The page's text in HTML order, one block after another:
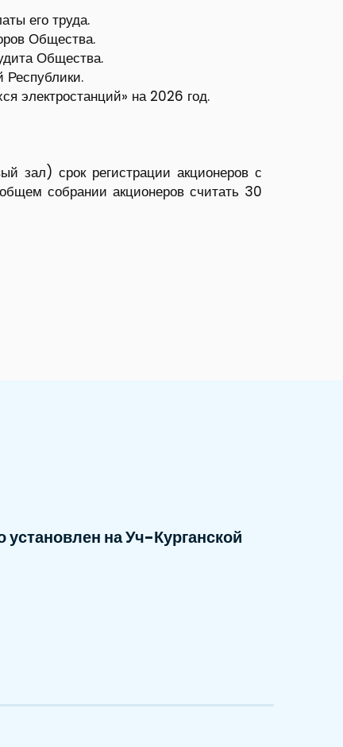
его труда.
Общества.
Общества.
Республики.
электростанций» на 2026 год.
зал) срок регистрации акционеров с
собрании акционеров считать 30
на Уч-Курганской